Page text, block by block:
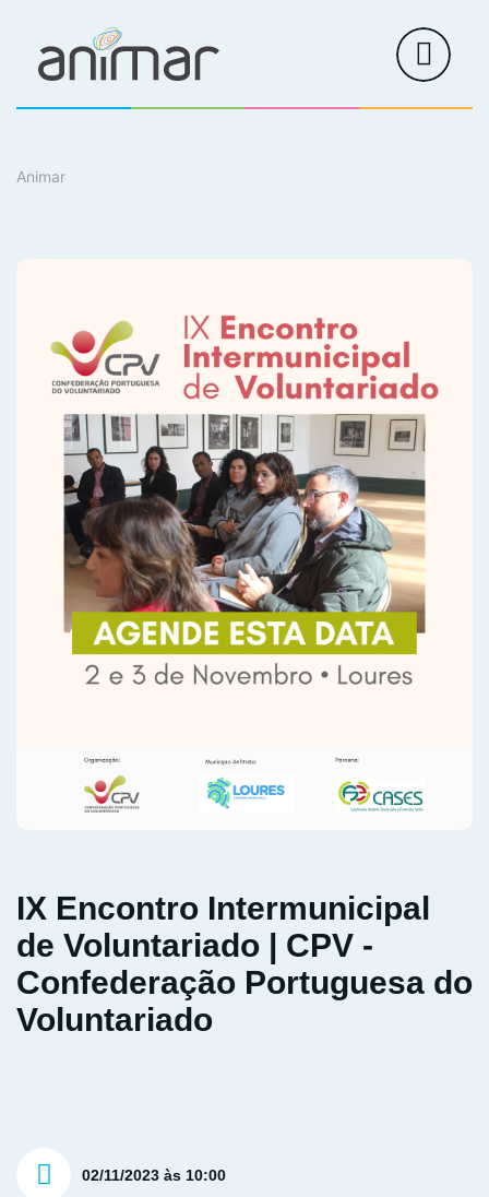
Animar
IX Encontro Intermunicipal
de Voluntariado | CPV -
Confederação Portuguesa do
Voluntariado
02/11/2023 às 10:00